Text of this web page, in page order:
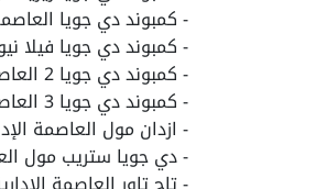
- كمبوند دي جويا
- كمبوند دي جويا فيلا
- كمبوند دي جويا 2 العاصمة الإدارية الجديدة .
- كمبوند دي جويا 3 العاصمة الإدارية الجديدة .
- ازدان مول العاصمة
- دي جويا ستريب مول